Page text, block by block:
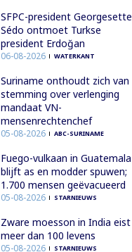
SFPC-president Georgesette
Sédo ontmoet Turkse
president Erdoğan
06-08-2026 WATERKANT
Suriname onthoudt zich van
stemming over verlenging
mandaat VN-
mensenrechtenchef
05-08-2026 ABC-SURINAME
Fuego-vulkaan in Guatemala
blijft as en modder spuwen;
1.700 mensen geëvacueerd
05-08-2026 STARNIEUWS
Zware moesson in India eist
meer dan 100 levens
05-08-2026 STARNIEUWS